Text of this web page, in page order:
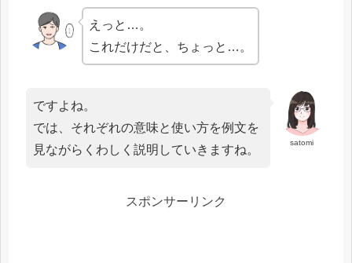
えっと…。
これだけだと、ちょっと…。
satomi
ですよね。
では、それぞれの意味と使い方を例文を
見ながらくわしく説明していきますね。
スポンサーリンク